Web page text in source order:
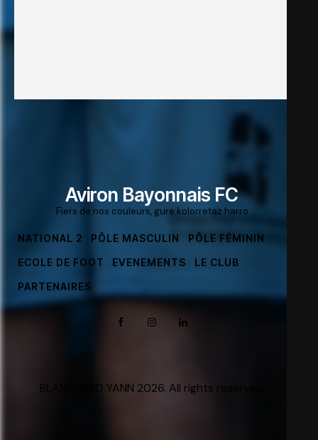
Aviron Bayonnais FC
Fiers de nos couleurs, gure kolorretaz harro
NATIONAL 2 PÔLE MASCULIN PÔLE FÉMININ
ECOLE DE FOOT EVENEMENTS LE CLUB
PARTENAIRES
BLANCHARD YANN 2026. All rights reserved.